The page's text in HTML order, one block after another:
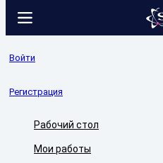
Войти
Регистрация
Рабочий стол
Мои работы